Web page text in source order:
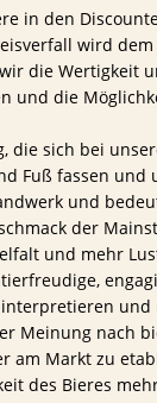
in den
wird
die Wertigkeit
und die
die sich bei
Fuß fassen und
und
der
und mehr
Meinung nach
am Markt zu
des Bieres